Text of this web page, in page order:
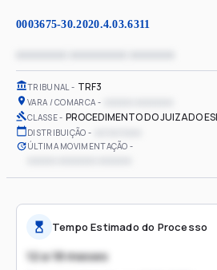
0003675-30.2020.4.03.6311
TRIBUNAL TRF3
VARA / COMARCA
CLASSE PROCEDIMENTO DO JUIZADO
DISTRIBUIÇÃO
ÚLTIMA MOVIMENTAÇÃO
Tempo Estimado do Processo
12 a 18 meses